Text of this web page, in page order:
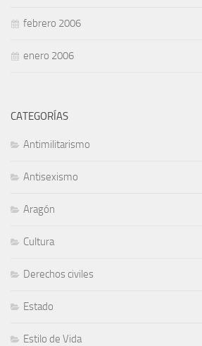
febrero 2006
enero 2006
CATEGORÍAS
Antimilitarismo
Antisexismo
Aragón
Cultura
Derechos civiles
Estado
Estilo de Vida